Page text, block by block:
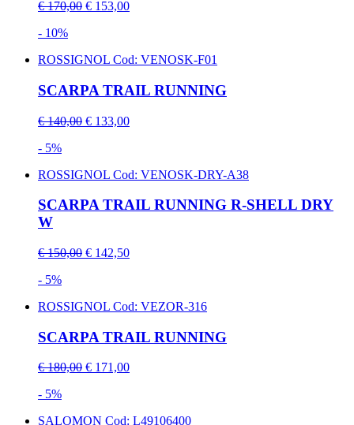
€ 170,00 € 153,00
- 10%
ROSSIGNOL Cod: VENOSK-F01
SCARPA TRAIL RUNNING
€ 140,00 € 133,00
- 5%
ROSSIGNOL Cod: VENOSK-DRY-A38
SCARPA TRAIL RUNNING R-SHELL DRY
W
€ 150,00 € 142,50
- 5%
ROSSIGNOL Cod: VEZOR-316
SCARPA TRAIL RUNNING
€ 180,00 € 171,00
- 5%
SALOMON Cod: L49106400